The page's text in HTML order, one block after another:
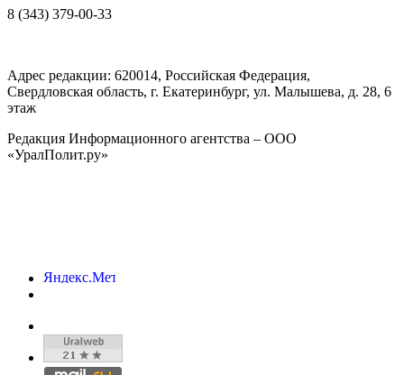
8 (343) 379-00-33
Адрес редакции: 620014, Российская Федерация,
Свердловская область, г. Екатеринбург, ул. Малышева, д. 28, 6
этаж
Редакция Информационного агентства – ООО
«УралПолит.ру»